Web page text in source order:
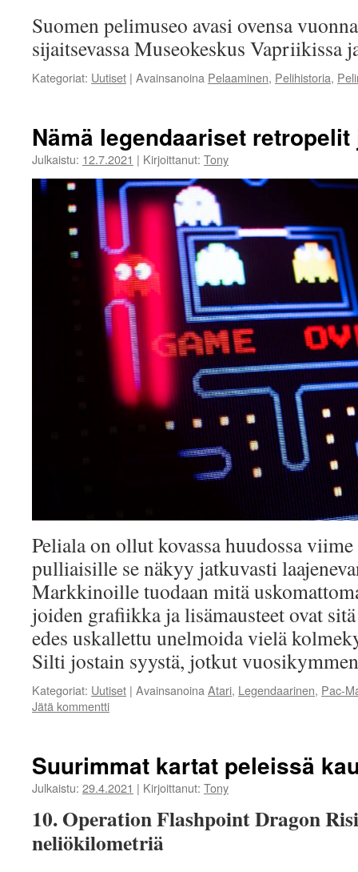
Suomen pelimuseo avasi ovensa
sijaitsevassa Museokeskus Vapriikissa
Kategoriat: Uutiset | Avainsanoina Pelaaminen, Pelihistoria,
Nämä legendaariset
Julkaistu: 12.7.2021 | Kirjoittanut: Tony
Peliala on ollut kovassa huudossa
pulliaisille se näkyy jatkuvasti
Markkinoille tuodaan mitä
joiden grafiikka ja lisämausteet ovat
edes uskallettu unelmoida vielä
Silti jostain syystä, jotkut
Kategoriat: Uutiset | Avainsanoina Atari, Legendaarinen, Pac-
Jätä kommentti
Suurimmat kartat peleissä
Julkaistu: 29.4.2021 | Kirjoittanut: Tony
10. Operation Flashpoint Dragon
neliökilometriä